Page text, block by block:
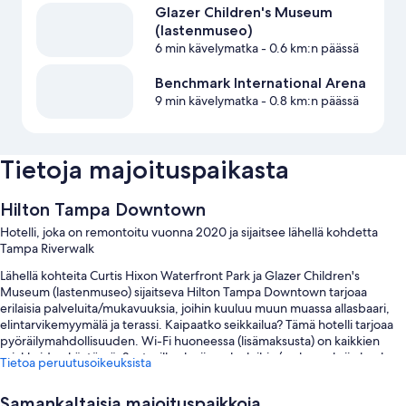
Glazer Children's Museum
(lastenmuseo)
6 min kävelymatka- 0.6 km:n päässä
Benchmark International Arena
9 min kävelymatka- 0.8 km:n päässä
Tietoja majoituspaikasta
Hilton Tampa Downtown
Hotelli, joka on remontoitu vuonna 2020 ja sijaitsee lähellä kohdetta
Tampa Riverwalk
Lähellä kohteita Curtis Hixon Waterfront Park ja Glazer Children's
Museum (lastenmuseo) sijaitseva Hilton Tampa Downtown tarjoaa
erilaisia palveluita/mukavuuksia, joihin kuuluu muun muassa allasbaari,
elintarvikemyymälä ja terassi. Kaipaatko seikkailua? Tämä hotelli tarjoaa
pyöräilymahdollisuuden. Wi-Fi huoneessa (lisämaksusta) on kaikkien
asiakkaiden käytössä. Saatavilla oleviin palveluihin/mukavuuksiin kuuluu
myös kahvila ja kuivapesula-/pesulapalvelut.
Muihin etuihin lukeutuvat:
Tietoa peruutusoikeuksista